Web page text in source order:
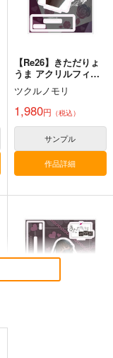
白峰 莉花
メレ・レタナグア
サンプル
黒白のアヴェスター 2
神座万象・第十四機
【Re26】きただりょ
うま アクリルフィギ
ュアC
ツクルノモリ
1,980円 （税込）
サンプル
作品詳細